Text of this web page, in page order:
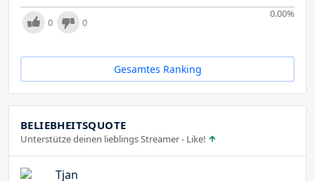
0.00%
0 0
Gesamtes Ranking
BELIEBHEITSQUOTE
Unterstütze deinen lieblings Streamer - Like!
Tjan